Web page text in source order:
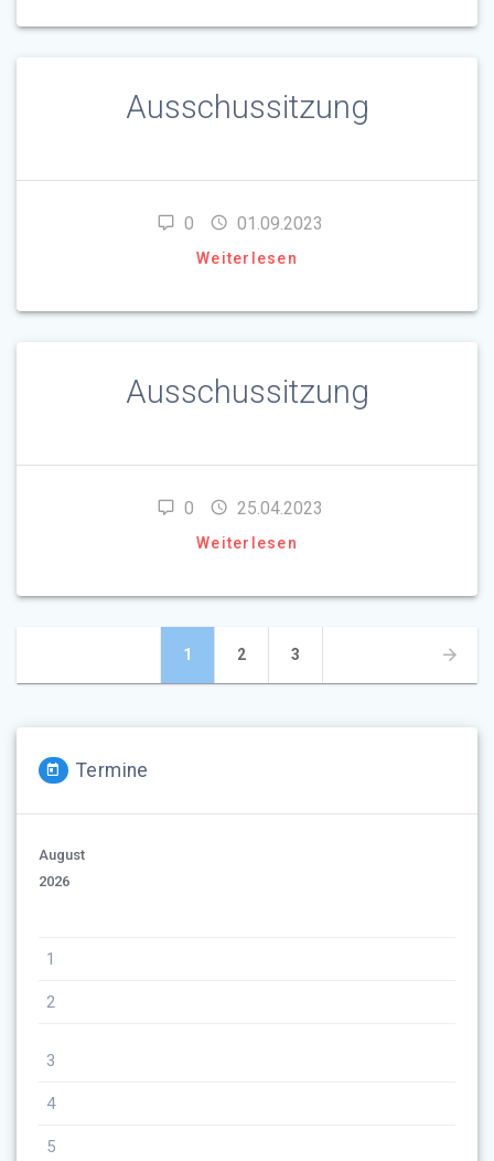
Ausschussitzung
0 01.09.2023
Weiterlesen
Ausschussitzung
0 25.04.2023
Weiterlesen
Beitragsnavigation
Seite
1 Seite
2 Seite
3
Termine
August
2026
1
2
3
4
5